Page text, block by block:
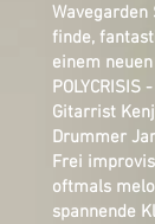
finde,
einem
POLYCRISIS
Gitarrist
Drummer
Frei
oftmals
spannende